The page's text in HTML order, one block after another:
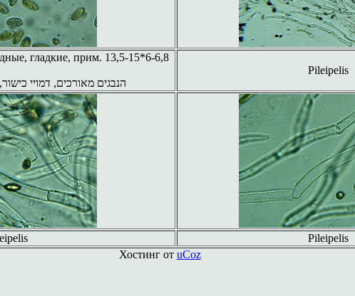
гладкие, прим. 13,5-15*6-6,8
הנבגים מאורכים, דמויי כישור, חלקים,
Pileipelis
Pileipelis
Хостинг от uCoz